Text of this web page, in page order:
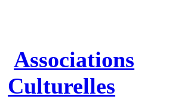
Associations
Culturelles